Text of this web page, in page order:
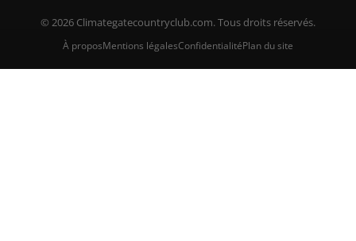
© 2026 Climategatecountryclub.com. Tous droits réservés.
À proposMentions légalesConfidentialitéPlan du site